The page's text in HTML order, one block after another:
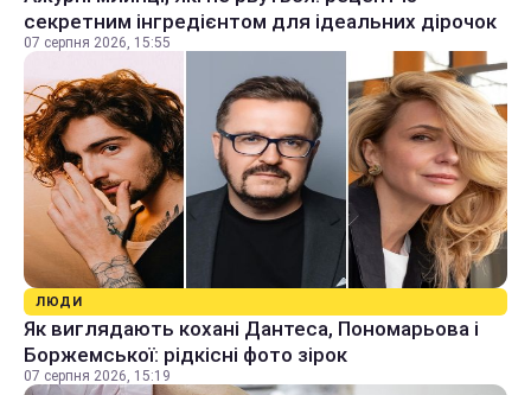
секретним інгредієнтом для ідеальних дірочок
07 серпня 2026, 15:55
ЛЮДИ
Як виглядають кохані Дантеса, Пономарьова і
Боржемської: рідкісні фото зірок
07 серпня 2026, 15:19